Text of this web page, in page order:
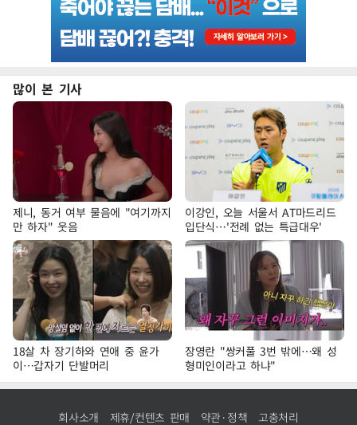
많이 본 기사
제니, 동거 여부 물음에 "여기까지
만 하자" 웃음
이강인, 오늘 서울서 AT마드리드
입단식…'전례 없는 특급대우'
18살 차 장기하와 연애 중 윤가
이…갑자기 단발머리
장영란 "쌍커풀 3번 밖에…왜 성
형미인이라고 하냐"
회사소개 제휴/컨텐츠 판매 약관·정책 고충처리